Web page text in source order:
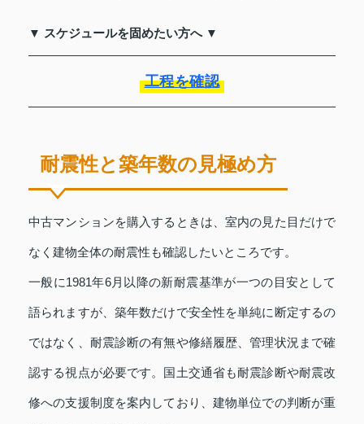
▼ スケジュールを固めたい方へ ▼
工程を確認
耐震性と築年数の見極め方
中古マンションを購入するときは、室内の見た目だけで
なく建物全体の耐震性も確認したいところです。
一般に1981年6月以降の新耐震基準が一つの目安として
語られますが、築年数だけで安全性を単純に断定するの
ではなく、耐震診断の有無や修繕履歴、管理状況まで確
認する視点が必要です。国土交通省も耐震診断や耐震改
修への支援制度を案内しており、建物単位での判断が重